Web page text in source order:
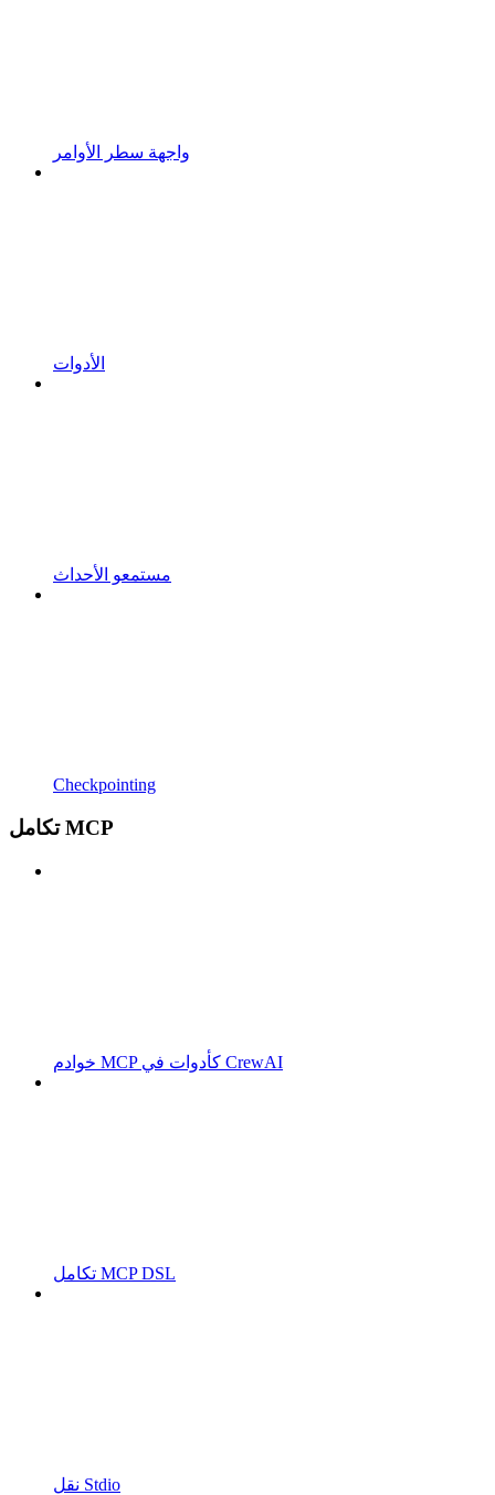
واجهة سطر الأوامر
الأدوات
مستمعو الأحداث
Checkpointing
تكامل MCP
خوادم MCP كأدوات في CrewAI
تكامل MCP DSL
نقل Stdio